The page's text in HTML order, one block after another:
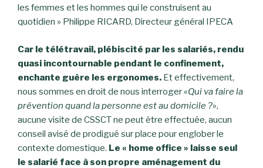
les femmes et les hommes qui le construisent au
quotidien » Philippe RICARD, Directeur général IPECA
Car le télétravail, plébiscité par les salariés, rendu
quasi incontournable pendant le confinement,
enchante guère les ergonomes. Et effectivement,
nous sommes en droit de nous interroger «Qui va faire la
prévention quand la personne est au domicile ?»,
aucune visite de CSSCT ne peut être effectuée, aucun
conseil avisé de prodigué sur place pour englober le
contexte domestique. Le « home office » laisse seul
le salarié face à son propre aménagement du